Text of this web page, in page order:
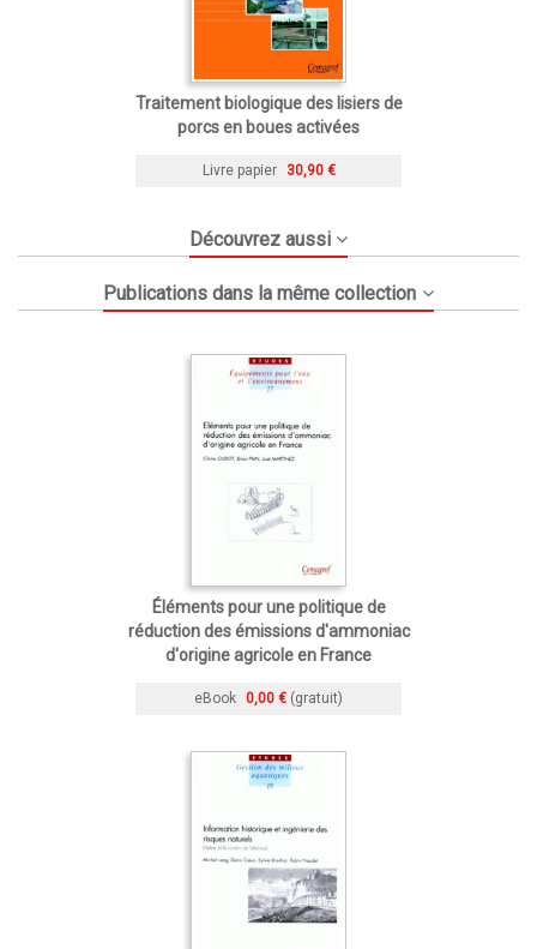
Traitement biologique des lisiers de
porcs en boues activées
Livre papier 30,90 €
Découvrez aussi
Publications dans la même collection
Éléments pour une politique de
réduction des émissions d'ammoniac
d'origine agricole en France
eBook 0,00 € (gratuit)